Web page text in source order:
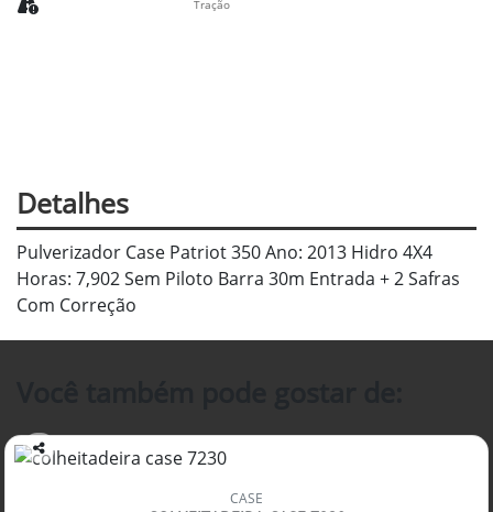
Tração
Detalhes
Pulverizador Case Patriot 350 Ano: 2013 Hidro 4X4
Horas: 7,902 Sem Piloto Barra 30m Entrada + 2 Safras
Com Correção
Co
CASE